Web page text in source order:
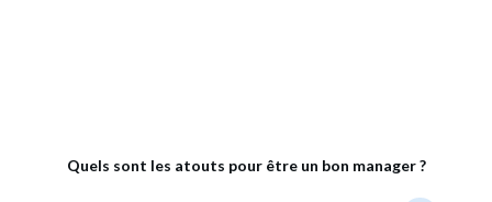
Quels sont les atouts pour être un bon manager ?